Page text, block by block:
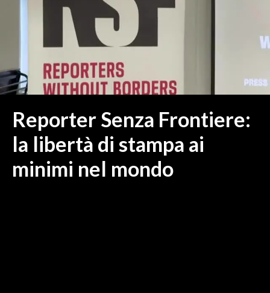
ORISTANO E PROVINCIA
SASSARI E PROVINCIA
GALLURA
NUORO E PROVINCIA
OGLIASTRA
CRONACA
ITALIA
MONDO
Reporter Senza Frontiere:
la libertà di stampa ai
minimi nel mondo